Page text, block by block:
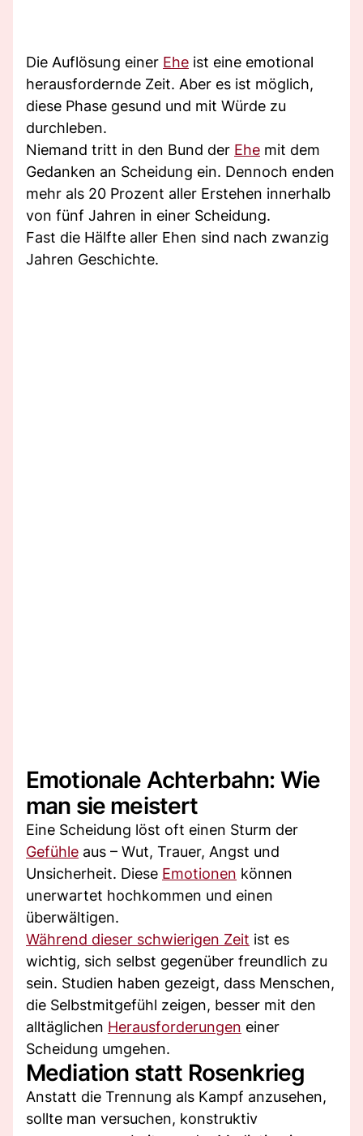
Die Auflösung einer Ehe ist eine emotional
herausfordernde Zeit. Aber es ist möglich,
diese Phase gesund und mit Würde zu
durchleben.
Niemand tritt in den Bund der Ehe mit dem
Gedanken an Scheidung ein. Dennoch enden
mehr als 20 Prozent aller Erstehen innerhalb
von fünf Jahren in einer Scheidung.
Fast die Hälfte aller Ehen sind nach zwanzig
Jahren Geschichte.
Emotionale Achterbahn: Wie
man sie meistert
Eine Scheidung löst oft einen Sturm der
Gefühle aus – Wut, Trauer, Angst und
Unsicherheit. Diese Emotionen können
unerwartet hochkommen und einen
überwältigen.
Während dieser schwierigen Zeit ist es
wichtig, sich selbst gegenüber freundlich zu
sein. Studien haben gezeigt, dass Menschen,
die Selbstmitgefühl zeigen, besser mit den
alltäglichen Herausforderungen einer
Scheidung umgehen.
Mediation statt Rosenkrieg
Anstatt die Trennung als Kampf anzusehen,
sollte man versuchen, konstruktiv